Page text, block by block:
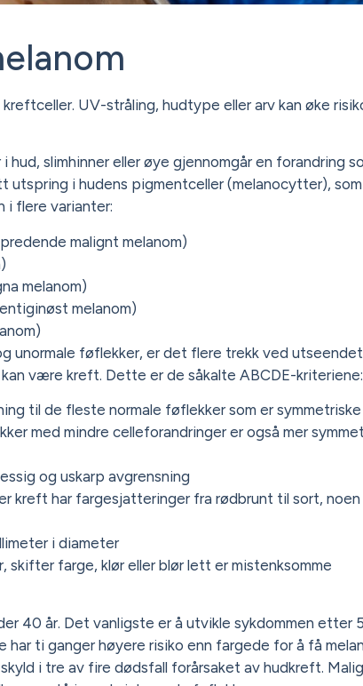
UV-stråling, hudtype eller arv kan øke
slimhinner eller øye gjennomgår en forandring
utspring i hudens pigmentceller (melanocytter),
i flere varianter:
malignt melanom)
melanom)
melanom)
unormale føflekker, er det flere trekk ved
være kreft. Dette er de såkalte ABCDE-kriteriene:
til de fleste normale føflekker som er
med mindre celleforandringer er også mer
og uskarp avgrensning
kreft har fargesjatteringer fra rødbrunt til sort, noen
i diameter
skifter farge, klør eller blør lett er mistenksomme
40 år. Det vanligste er å utvikle sykdommen etter
ti ganger høyere risiko enn fargede for å få
i tre av fire dødsfall forårsaket av hudkreft.